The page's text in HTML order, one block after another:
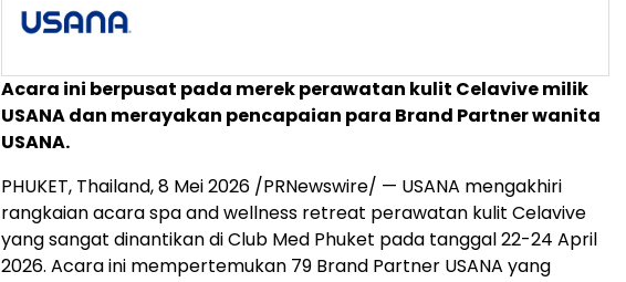
Acara ini berpusat pada merek perawatan kulit Celavive milik
USANA dan merayakan pencapaian para Brand Partner wanita
USANA.
PHUKET, Thailand,8 Mei 2026 /PRNewswire/ — USANA mengakhiri
rangkaian acara spa and wellness retreat perawatan kulit Celavive
yang sangat dinantikan di Club Med Phuket pada tanggal 22-24 April
2026. Acara ini mempertemukan 79 Brand Partner USANA yang